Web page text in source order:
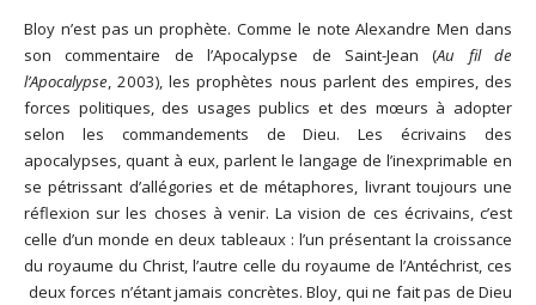
Bloy n’est pas un prophète. Comme le note Alexandre Men dans
son commentaire de l’Apocalypse de Saint-Jean (Au fil de
l’Apocalypse, 2003), les prophètes nous parlent des empires, des
forces politiques, des usages publics et des mœurs à adopter
selon les commandements de Dieu. Les écrivains des
apocalypses, quant à eux, parlent le langage de l’inexprimable en
se pétrissant d’allégories et de métaphores, livrant toujours une
réflexion sur les choses à venir. La vision de ces écrivains, c’est
celle d’un monde en deux tableaux : l’un présentant la croissance
du royaume du Christ, l’autre celle du royaume de l’Antéchrist, ces
deux forces n’étant jamais concrètes. Bloy, qui ne fait pas de Dieu